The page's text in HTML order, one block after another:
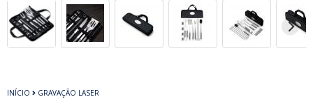
INÍCIO GRAVAÇÃO LASER